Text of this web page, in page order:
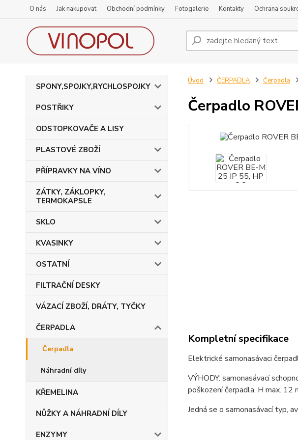
O nás Jak nakupovat Obchodní podmínky Fotogalerie Kontakty Ochrana
SPONY,SPOJKY,RYCHLOSPOJKY
POSTŘIKY
ODSTOPKOVAČE A LISY
PLASTOVÉ ZBOŽÍ
PŘÍPRAVKY NA VÍNO
ZÁTKY, ZÁKLOPKY,
TERMOKAPSLE
SKLO
KVASINKY
OSTATNÍ
FILTRAČNÍ DESKY
VÁZACÍ ZBOŽÍ, DRÁTY, TYČKY
ČERPADLA
Čerpadla
Náhradní díly
KŘEMELINA
NŮŽKY A NÁHRADNÍ DÍLY
ENZYMY
Úvod ČERPADLA Čerpadla
Čerpadlo
Kompletní specifikace
Elektrické samonasávaci
VÝHODY: samonasávací
poškození čerpadla, H max. 12
Jedná se o samonasávací typ,